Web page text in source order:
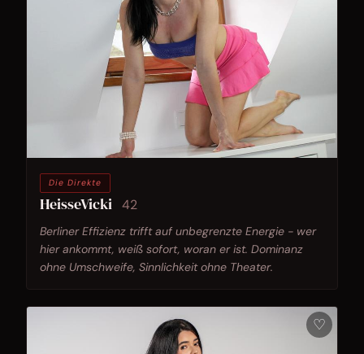
Die Direkte
HeisseVicki 42
Berliner Effizienz trifft auf unbegrenzte Energie - wer
hier ankommt, weiß sofort, woran er ist. Dominanz
ohne Umschweife, Sinnlichkeit ohne Theater.
♡